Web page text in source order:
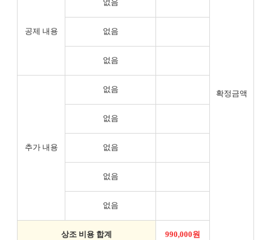
확정금액
공제 내용
없음
없음
없음
추가 내용
없음
없음
없음
없음
없음
상조 비용 합계 990,000원